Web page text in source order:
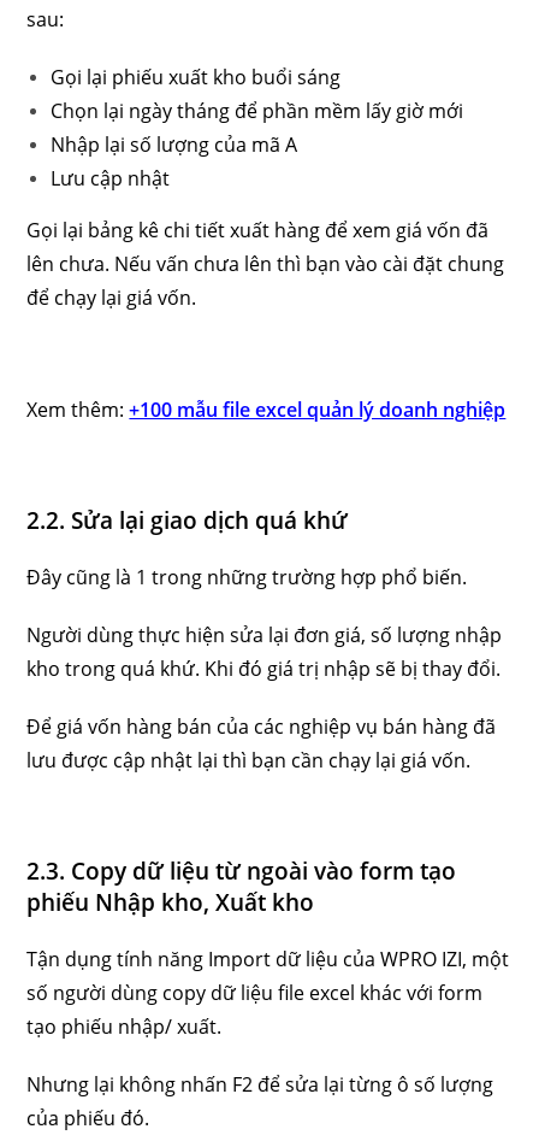
sau:
Gọi lại phiếu xuất kho buổi sáng
Chọn lại ngày tháng để phần mềm lấy giờ mới
Nhập lại số lượng của mã A
Lưu cập nhật
Gọi lại bảng kê chi tiết xuất hàng để xem giá vốn đã
lên chưa. Nếu vấn chưa lên thì bạn vào cài đặt chung
để chạy lại giá vốn.
Xem thêm:+100 mẫu file excel quản lý doanh nghiệp
2.2. Sửa lại giao dịch quá khứ
Đây cũng là 1 trong những trường hợp phổ biến.
Người dùng thực hiện sửa lại đơn giá, số lượng nhập
kho trong quá khứ. Khi đó giá trị nhập sẽ bị thay đổi.
Để giá vốn hàng bán của các nghiệp vụ bán hàng đã
lưu được cập nhật lại thì bạn cần chạy lại giá vốn.
2.3. Copy dữ liệu từ ngoài vào form tạo
phiếu Nhập kho, Xuất kho
Tận dụng tính năng Import dữ liệu của WPRO IZI, một
số người dùng copy dữ liệu file excel khác với form
tạo phiếu nhập/ xuất.
Nhưng lại không nhấn F2 để sửa lại từng ô số lượng
của phiếu đó.